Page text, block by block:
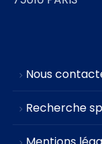
Nous
Recherche